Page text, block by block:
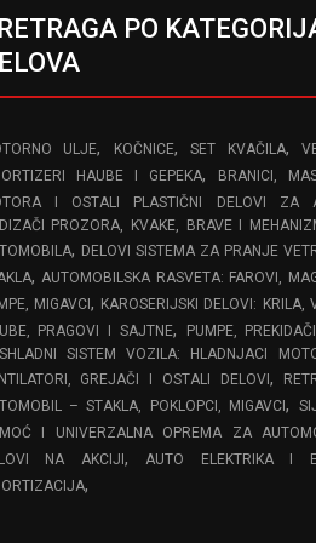
PO
ULJE, KOČNICE,SET KVAČILA,
HAUBE I GEPEKA,
BRANICI,
I OSTALI PLASTIČNI DELOVI ZA
PROZORA, KVAKE, BRAVE I
, DELOVI SISTEMA ZA PRANJE
,AUTOMOBILSKA RASVETA: FAROVI,
MIGAVCI , KAROSERIJSKI DELOVI: KRILA,
PRAGOVI I SAJTNE, PUMPE,
SISTEM VOZILA: HLADNJACI
GREJAČI I OSTALI DELOVI ,
– STAKLA, POKLOPCI, MIGAVCI,
I UNIVERZALNA OPREMA ZA
NA AKCIJI ,AUTO ELEKTRIKA I
,